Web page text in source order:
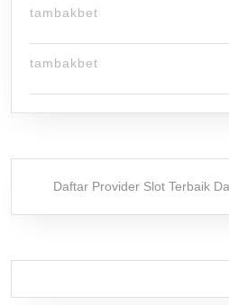
tambakbet
tambakbet
Daftar Provider Slot Terbaik